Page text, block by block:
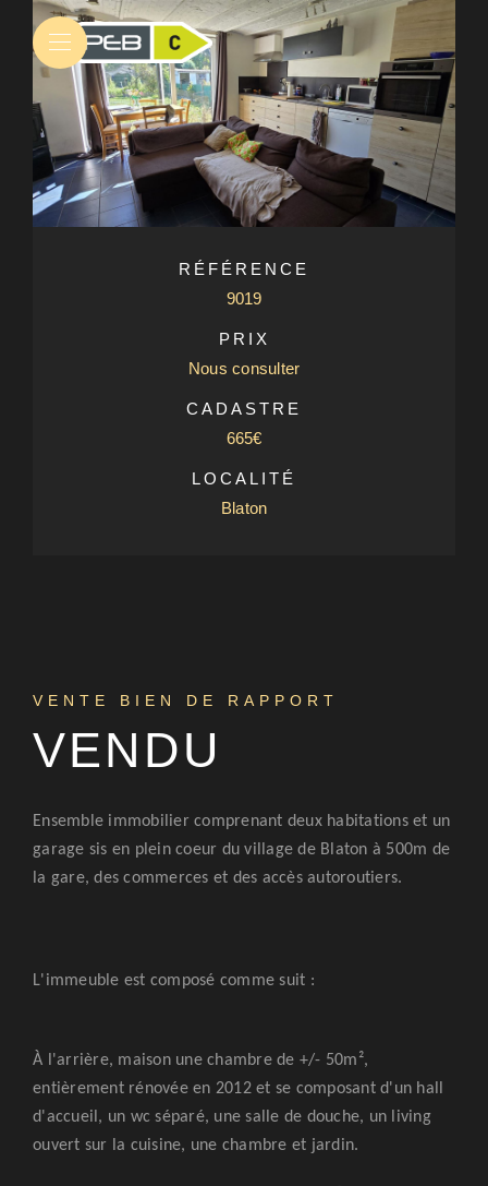
RÉFÉRENCE
9019
PRIX
Nous consulter
CADASTRE
665€
LOCALITÉ
Blaton
VENTE BIEN DE RAPPORT
VENDU
Ensemble immobilier comprenant deux habitations et un
garage sis en plein coeur du village de Blaton à 500m de
la gare, des commerces et des accès autoroutiers.
L'immeuble est composé comme suit :
À l'arrière, maison une chambre de +/- 50m²,
entièrement rénovée en 2012 et se composant d'un hall
d'accueil, un wc séparé, une salle de douche, un living
ouvert sur la cuisine, une chambre et jardin.